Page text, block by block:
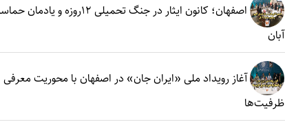
آبان
آغاز رویداد ملی «ایران جان» در اصفهان با محوریت معرفی
ظرفیت‌ها